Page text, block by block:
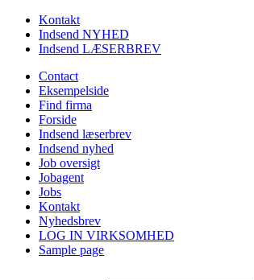
Kontakt
Indsend NYHED
Indsend LÆSERBREV
Contact
Eksempelside
Find firma
Forside
Indsend læserbrev
Indsend nyhed
Job oversigt
Jobagent
Jobs
Kontakt
Nyhedsbrev
LOG IN VIRKSOMHED
Sample page